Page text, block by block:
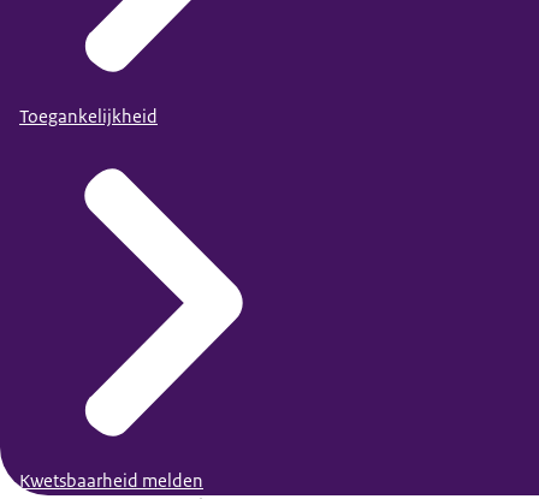
Toegankelijkheid
Kwetsbaarheid melden